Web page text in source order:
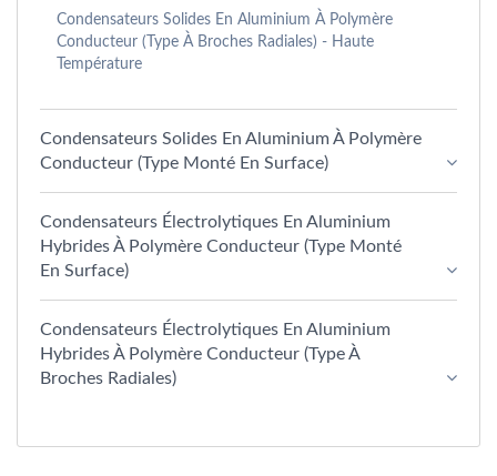
Condensateurs Solides En Aluminium À Polymère
Conducteur (type À Broches Radiales) - Haute
Température
Condensateurs Solides En Aluminium À Polymère
Conducteur (type Monté En Surface)
Condensateurs Électrolytiques En Aluminium
Hybrides À Polymère Conducteur (type Monté
En Surface)
Condensateurs Électrolytiques En Aluminium
Hybrides À Polymère Conducteur (type À
Broches Radiales)